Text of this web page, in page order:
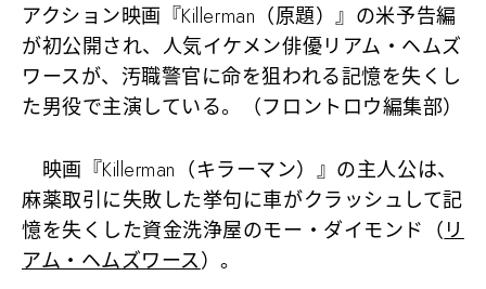
アクション映画『Killerman（原題）』の米予告編
が初公開され、人気イケメン俳優リアム・ヘムズ
ワースが、汚職警官に命を狙われる記憶を失くし
た男役で主演している。（フロントロウ編集部）
映画『Killerman（キラーマン）』の主人公は、
麻薬取引に失敗した挙句に車がクラッシュして記
憶を失くした資金洗浄屋のモー・ダイモンド（リ
アム・ヘムズワース）。